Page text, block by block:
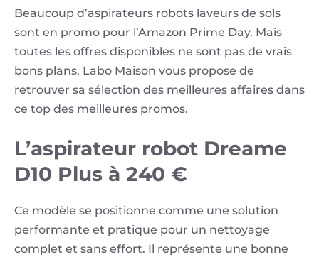
Beaucoup d’aspirateurs robots laveurs de sols
sont en promo pour l’Amazon Prime Day. Mais
toutes les offres disponibles ne sont pas de vrais
bons plans. Labo Maison vous propose de
retrouver sa sélection des meilleures affaires dans
ce top des meilleures promos.
L’aspirateur robot Dreame
D10 Plus à 240 €
Ce modèle se positionne comme une solution
performante et pratique pour un nettoyage
complet et sans effort. Il représente une bonne